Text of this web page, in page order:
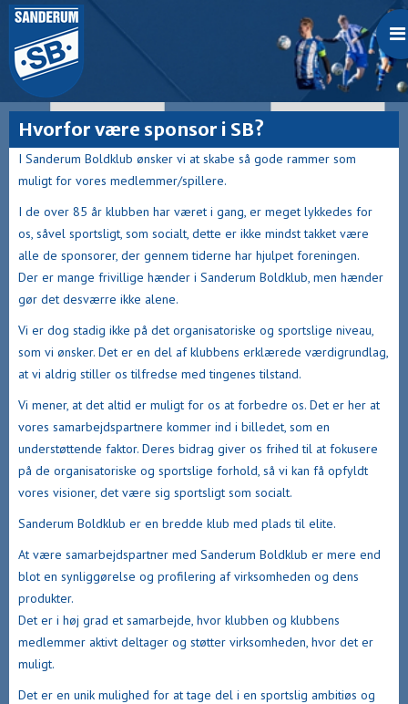
Hvorfor være sponsor i SB?
I Sanderum Boldklub ønsker vi at skabe så gode rammer som
muligt for vores medlemmer/spillere.
I de over 85 år klubben har været i gang, er meget lykkedes for
os, såvel sportsligt, som socialt, dette er ikke mindst takket være
alle de sponsorer, der gennem tiderne har hjulpet foreningen.
Der er mange frivillige hænder i Sanderum Boldklub, men hænder
gør det desværre ikke alene.
Vi er dog stadig ikke på det organisatoriske og sportslige niveau,
som vi ønsker. Det er en del af klubbens erklærede værdigrundlag,
at vi aldrig stiller os tilfredse med tingenes tilstand.
Vi mener, at det altid er muligt for os at forbedre os. Det er her at
vores samarbejdspartnere kommer ind i billedet, som en
understøttende faktor. Deres bidrag giver os frihed til at fokusere
på de organisatoriske og sportslige forhold, så vi kan få opfyldt
vores visioner, det være sig sportsligt som socialt.
Sanderum Boldklub er en bredde klub med plads til elite.
At være samarbejdspartner med Sanderum Boldklub er mere end
blot en synliggørelse og profilering af virksomheden og dens
produkter.
Det er i høj grad et samarbejde, hvor klubben og klubbens
medlemmer aktivt deltager og støtter virksomheden, hvor det er
muligt.
Det er en unik mulighed for at tage del i en sportslig ambitiøs og